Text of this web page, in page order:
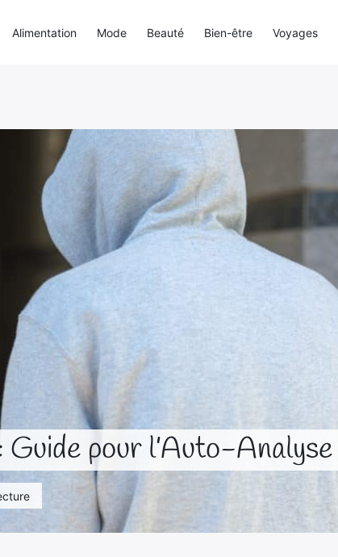
pour l’Auto-Analyse
Alimentation Mode Beauté Bien-être Voyages